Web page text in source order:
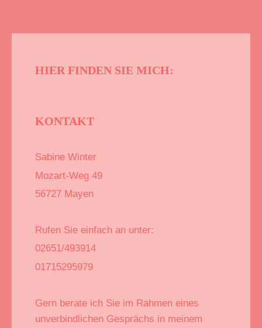
HIER FINDEN SIE MICH:
KONTAKT
Sabine Winter
Mozart-Weg 49
56727 Mayen
Rufen Sie einfach an unter:
02651/493914
01715295979
Gern berate ich Sie im Rahmen eines
unverbindlichen Gesprächs in meinem